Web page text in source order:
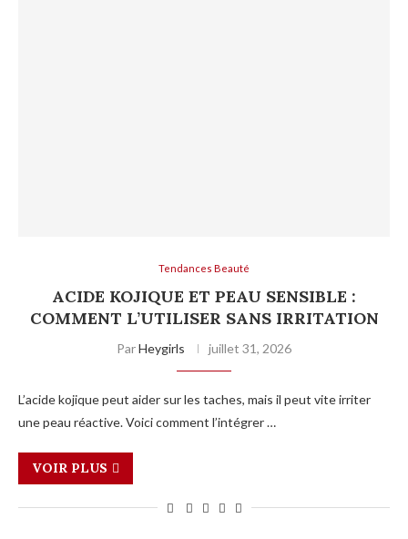
Tendances Beauté
ACIDE KOJIQUE ET PEAU SENSIBLE :
COMMENT L’UTILISER SANS IRRITATION
ParHeygirls juillet 31, 2026
L’acide kojique peut aider sur les taches, mais il peut vite irriter
une peau réactive. Voici comment l’intégrer …
VOIR PLUS